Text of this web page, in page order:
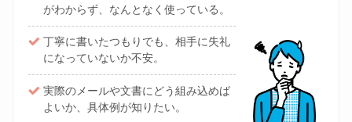
がわからず、なんとなく使っている。
丁寧に書いたつもりでも、相手に失礼
になっていないか不安。
実際のメールや文書にどう組み込めば
よいか、具体例が知りたい。